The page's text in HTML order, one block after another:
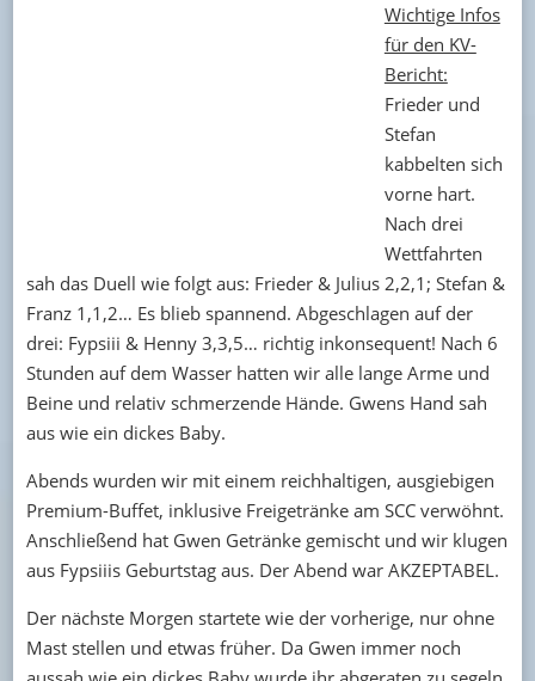
Wichtige Infos
für den KV-
Bericht:
Frieder und
Stefan
kabbelten sich
vorne hart.
Nach drei
Wettfahrten
sah das Duell wie folgt aus: Frieder & Julius 2,2,1; Stefan &
Franz 1,1,2… Es blieb spannend. Abgeschlagen auf der
drei: Fypsiii & Henny 3,3,5… richtig inkonsequent! Nach 6
Stunden auf dem Wasser hatten wir alle lange Arme und
Beine und relativ schmerzende Hände. Gwens Hand sah
aus wie ein dickes Baby.
Abends wurden wir mit einem reichhaltigen, ausgiebigen
Premium-Buffet, inklusive Freigetränke am SCC verwöhnt.
Anschließend hat Gwen Getränke gemischt und wir klugen
aus Fypsiiis Geburtstag aus. Der Abend war AKZEPTABEL.
Der nächste Morgen startete wie der vorherige, nur ohne
Mast stellen und etwas früher. Da Gwen immer noch